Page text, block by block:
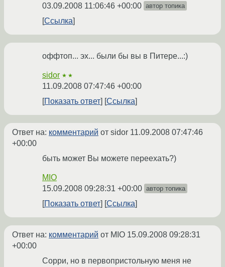
03.09.2008 11:06:46 +00:00 автор топика
Ссылка
оффтоп... эх... были бы вы в Питере...:)
sidor ★★
11.09.2008 07:47:46 +00:00
Показать ответ
Ссылка
Ответ на: комментарий от sidor 11.09.2008 07:47:46
+00:00
быть может Вы можете переехать?)
MIO
15.09.2008 09:28:31 +00:00 автор топика
Показать ответ Ссылка
Ответ на: комментарий от MIO 15.09.2008 09:28:31
+00:00
Сорри, но в первопристольную меня не